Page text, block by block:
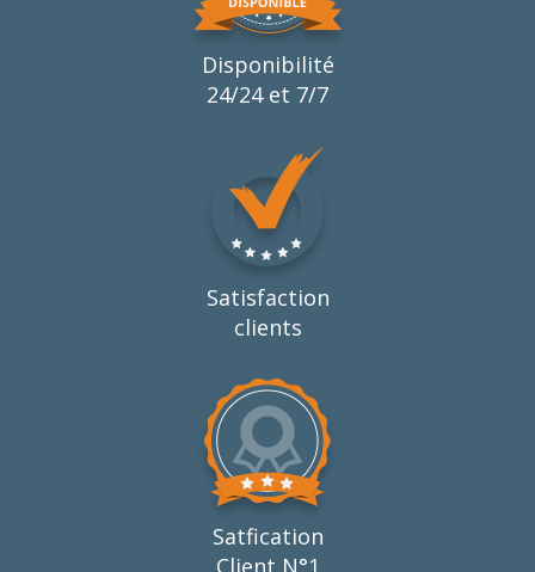
Disponibilité
24/24 et 7/7
Satisfaction
clients
Satfication
Client N°1